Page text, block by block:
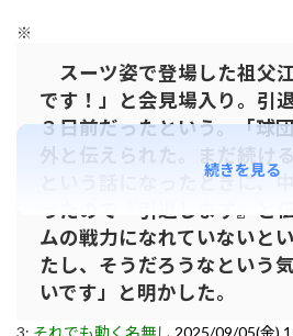
※
スーツ姿で登場した祖父
です！」と会見場入り。引
３日前だったという。「球
外と伝えられた。まだ続け
という話になったときに、
ったので『引退します』と
ムの戦力になれていないと
たし、そうだろうなという
いです」と明かした。
続きを見る